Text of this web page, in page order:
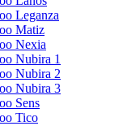
Leganza
Matiz
Nexia
Nubira 1
Nubira 2
Nubira 3
Sens
Tico